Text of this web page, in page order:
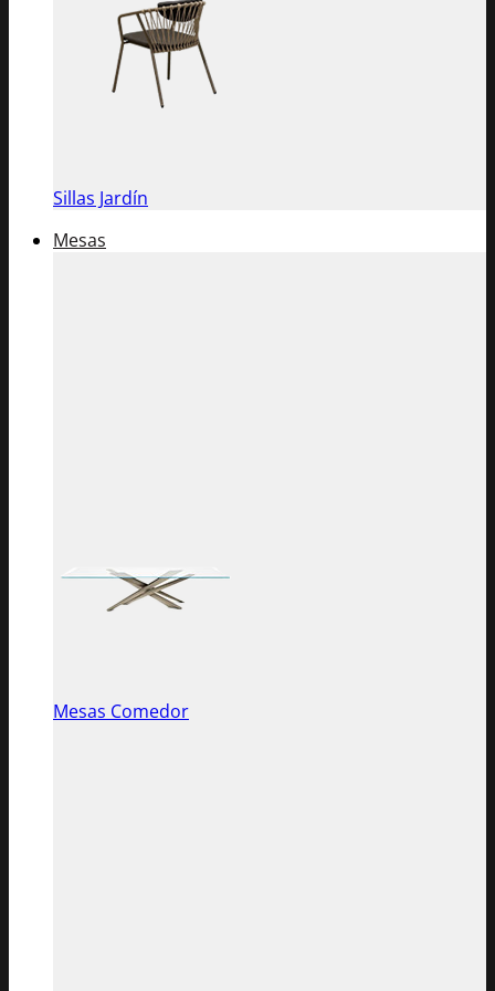
Sillas Jardín
Mesas
Mesas Comedor